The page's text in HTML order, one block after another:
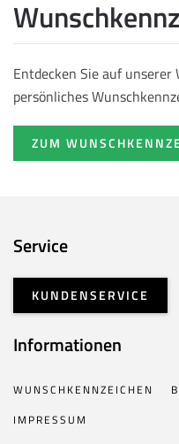
Entdecken Sie auf
persönliches
ZUM
Service
KUNDENSERVICE
Informationen
WUNSCHKENNZEICHEN
IMPRESSUM